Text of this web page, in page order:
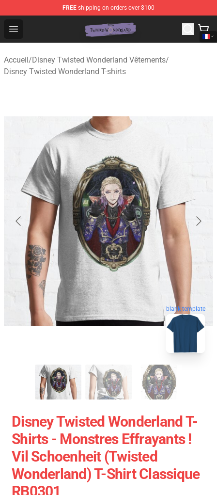
FREE shipping on orders over $100
Open menu
Twisted Wonderland Store - Official Twisted
Accueil/Disney Twisted Wonderland Vêtements/
Disney Twisted Wonderland T-shirts
blank template
Disney Twisted Wonderland T-
Shirts - Monstres Effrayants !
Vil Schoenheit (Twisted
Wonderland) T-Shirt Classique
RB0301